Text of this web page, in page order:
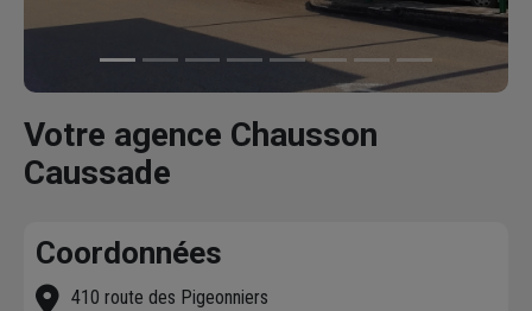
Votre agence Chausson
Caussade
Coordonnées
410 route des Pigeonniers